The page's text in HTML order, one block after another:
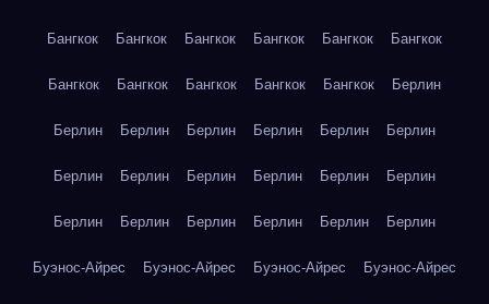
Бангкок Бангкок Бангкок Бангкок Бангкок Бангкок
Бангкок Бангкок Бангкок Бангкок Бангкок Берлин
Берлин Берлин Берлин Берлин Берлин Берлин
Берлин Берлин Берлин Берлин Берлин Берлин
Берлин Берлин Берлин Берлин Берлин Берлин
Буэнос-Айрес Буэнос-Айрес Буэнос-Айрес Буэнос-Айрес